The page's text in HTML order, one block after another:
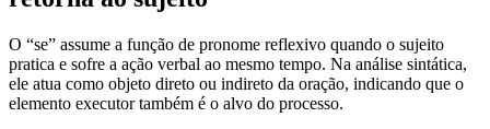
O “se” assume a função de pronome reflexivo quando o sujeito
pratica e sofre a ação verbal ao mesmo tempo. Na análise sintática,
ele atua como objeto direto ou indireto da oração, indicando que o
elemento executor também é o alvo do processo.